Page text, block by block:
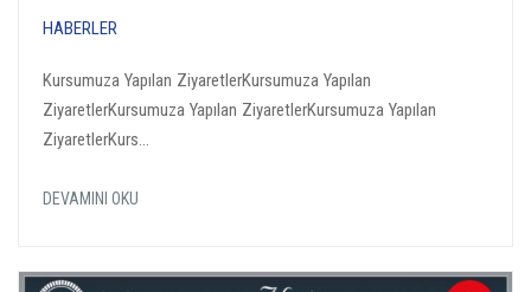
HABERLER
Kursumuza Yapılan ZiyaretlerKursumuza Yapılan
ZiyaretlerKursumuza Yapılan ZiyaretlerKursumuza Yapılan
ZiyaretlerKurs...
DEVAMINI OKU